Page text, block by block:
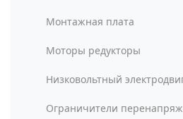
Монтажная плата
Моторы редукторы
Низковольтный
Ограничители